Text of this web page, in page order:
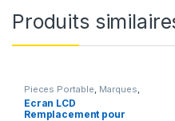
Produits
Pieces Portable Marques
Apple iPhone 5s
Ecran LCD
Remplacement pour